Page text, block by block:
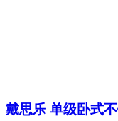
戴思乐 单级卧式